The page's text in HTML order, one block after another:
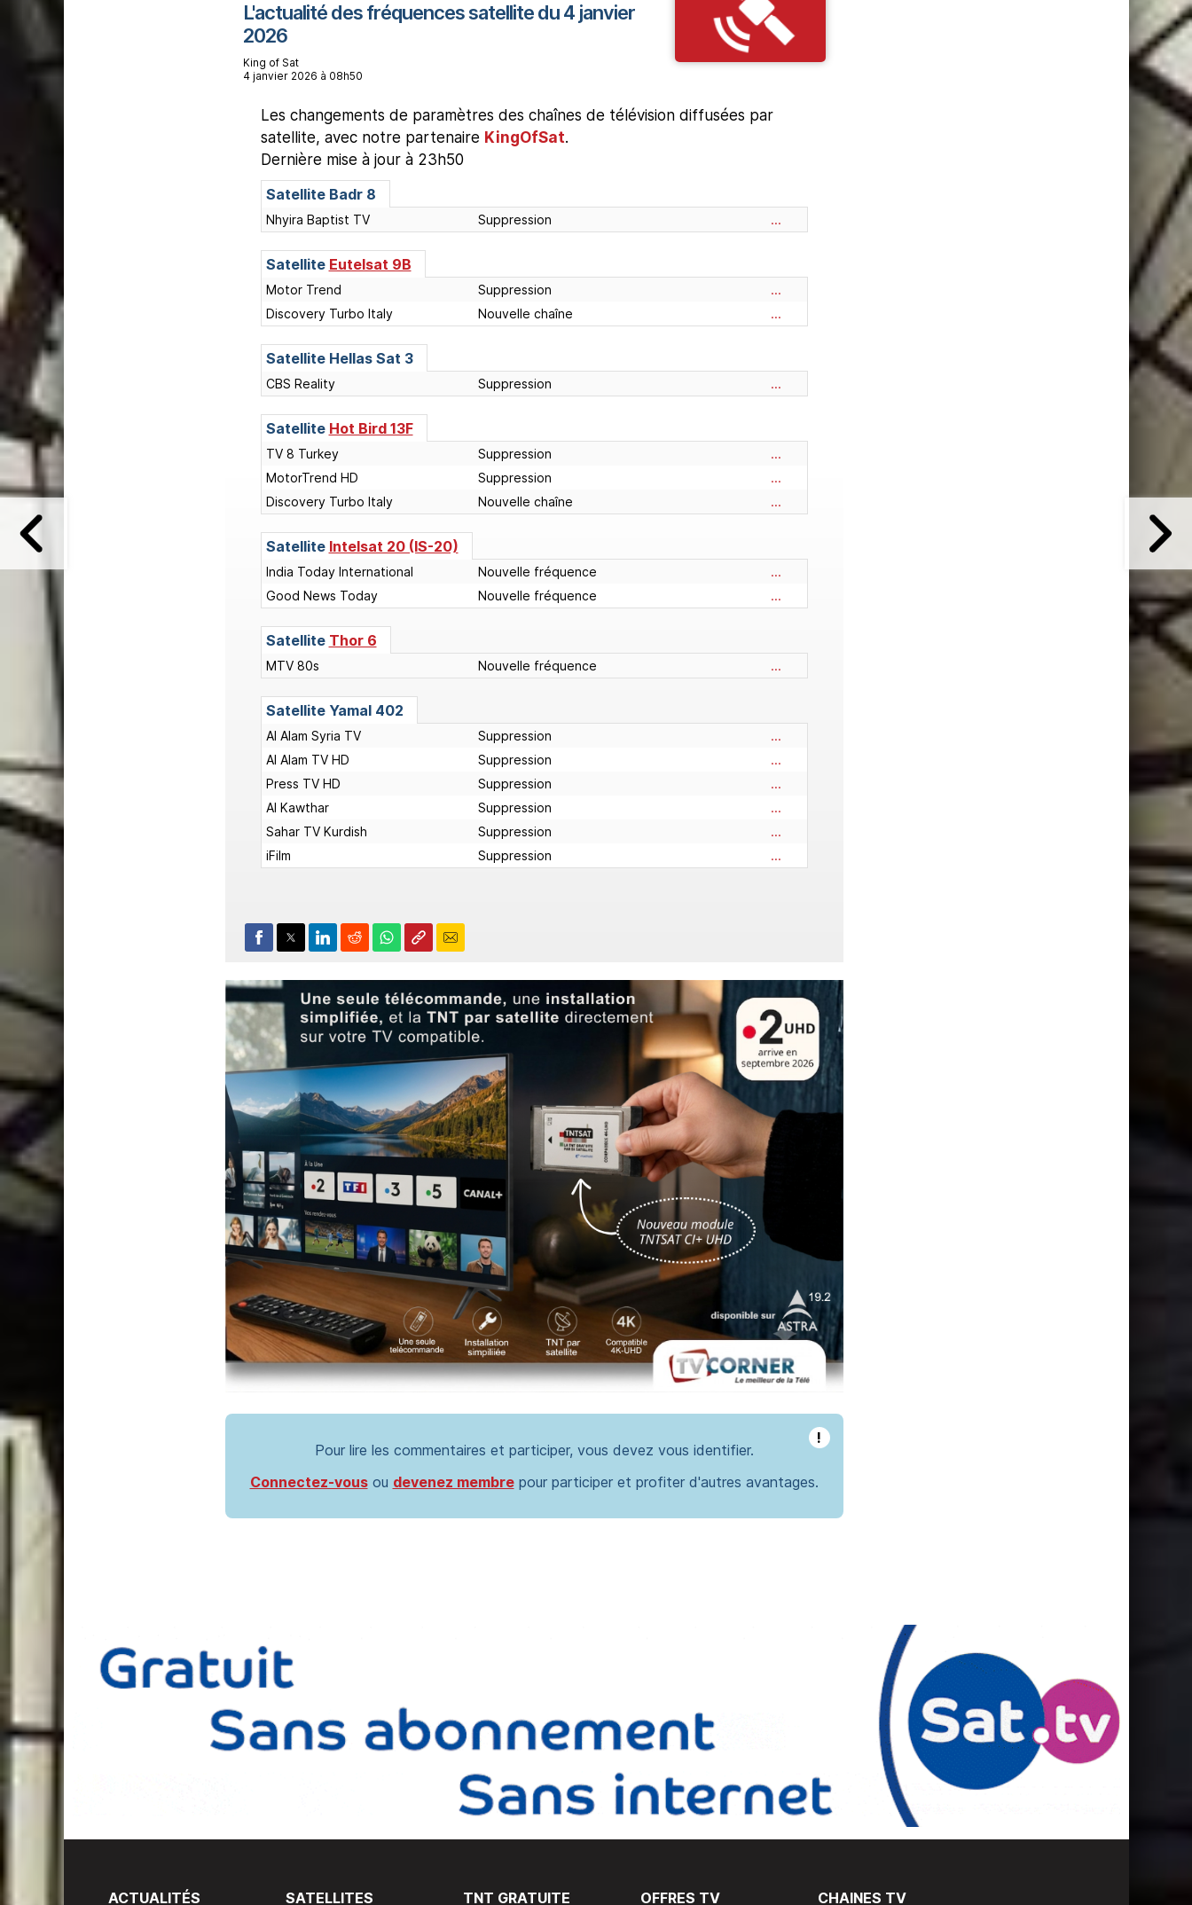
L'actualité des fréquences satellite du 4 janvier
2026
King of Sat
4 janvier 2026 à 08h50
Les changements de paramètres des chaînes de télévision diffusées par
satellite, avec notre partenaire KingOfSat.
Dernière mise à jour à 23h50
Satellite Badr 8
Nhyira Baptist TV Suppression ...
Satellite Eutelsat 9B
Motor Trend Suppression
...
Discovery Turbo Italy
Nouvelle chaîne ...
Satellite Hellas Sat 3
CBS Reality Suppression ...
Satellite Hot Bird 13F
TV 8 Turkey Suppression
...
MotorTrend HD
Suppression
...
Discovery Turbo Italy
Nouvelle chaîne ...
Satellite Intelsat 20 (IS-20)
India Today International Nouvelle fréquence
...
Good News Today
Nouvelle fréquence ...
Satellite Thor 6
MTV 80s Nouvelle fréquence ...
Satellite Yamal 402
Al Alam Syria TV Suppression
...
Al Alam TV HD
Suppression
...
Press TV HD
Suppression
...
Al Kawthar
Suppression
...
Sahar TV Kurdish
Suppression
...
iFilm
Suppression ...
!
Pour lire les commentaires et participer, vous devez vous identifier.
Connectez-vousou devenez membrepour participer et profiter d'autres avantages.
ACTUALITÉS SATELLITES TNT GRATUITE OFFRES TV CHAINES TV